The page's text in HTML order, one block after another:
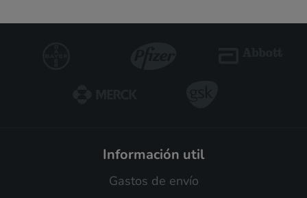
información util
Gastos de envío